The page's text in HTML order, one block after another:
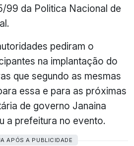
99 da Politica Nacional de
pediram o
na implantação do
que segundo as mesmas
essa e para as próximas
de governo Janaina
a prefeitura no evento.
APÓS A PUBLICIDADE